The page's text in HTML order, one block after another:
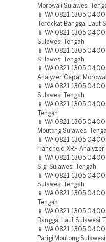
Morowali Sulawesi
📱 WA 0821 1305 0400
Terdekat Banggai Laut
📱 WA 0821 1305
Sulawesi Tengah
📱 WA 0821 1305
Sulawesi Tengah
📱 WA 0821 1305
Analyzer Cepat
📱 WA 0821 1305 0400
Sulawesi Tengah
📱 WA 0821 1305
Tengah
📱 WA 0821 1305 0400
Moutong Sulawesi
📱 WA 0821 1305
Handheld XRF
📱 WA 0821 1305 0400
Sigi Sulawesi Tengah
📱 WA 0821 1305
Sulawesi Tengah
📱 WA 0821 1305 0400
Tengah
📱 WA 0821 1305
Banggai Laut Sulawesi
📱 WA 0821 1305
Parigi Moutong Sulawesi